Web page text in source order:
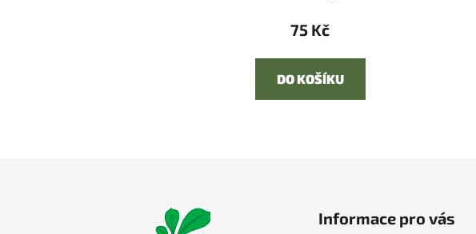
75 Kč
DO KOŠÍKU
Informace pro vás